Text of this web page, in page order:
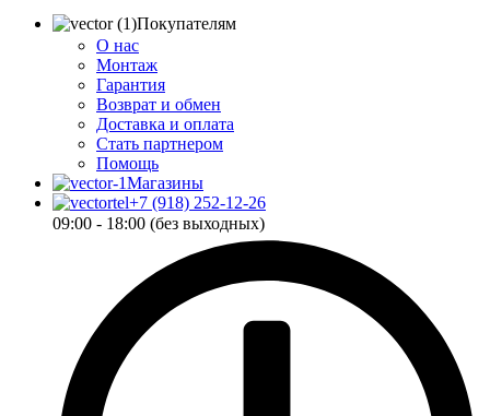
Покупателям
О нас
Монтаж
Гарантия
Возврат и обмен
Доставка и оплата
Стать партнером
Помощь
Магазины
+7 (918) 252-12-26
09:00 - 18:00 (без выходных)